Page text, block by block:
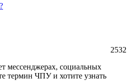
мессенджерах, социальных
термин ЧПУ и хотите узнать
2532